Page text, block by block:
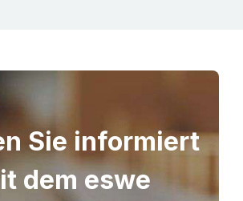
Sie informiert
dem eswe